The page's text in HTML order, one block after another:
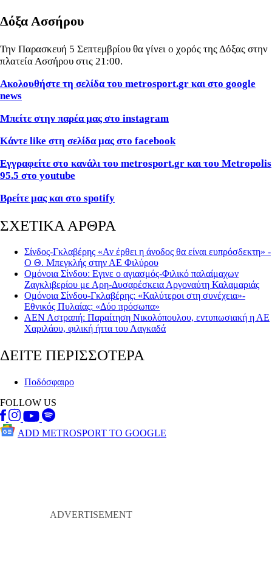
Δόξα Ασσήρου
Την Παρασκευή 5 Σεπτεμβρίου θα γίνει ο χορός της Δόξας στην
πλατεία Ασσήρου στις 21:00.
Ακολουθήστε τη σελίδα του metrosport.gr και στο google
news
Μπείτε στην παρέα μας στο instagram
Κάντε like στη σελίδα μας στο facebook
Εγγραφείτε στο κανάλι του metrosport.gr και του Metropolis
95.5 στο youtube
Βρείτε μας και στο spotify
ΣΧΕΤΙΚΑ ΑΡΘΡΑ
Σίνδος-Γκλαβέρης «Αν έρθει η άνοδος θα είναι ευπρόσδεκτη» -
Ο Θ. Μπεγκλής στην ΑΕ Φιλύρου
Ομόνοια Σίνδου: Εγινε ο αγιασμός-Φιλικό παλαίμαχων
Ζαγκλιβερίου με Αρη-Δυσαρέσκεια Αργοναύτη Καλαμαριάς
Ομόνοια Σίνδου-Γκλαβέρης: «Καλύτεροι στη συνέχεια»-
Εθνικός Πυλαίας: «Δύο πρόσωπα»
ΑΕΝ Αστραπή: Παραίτηση Νικολόπουλου, εντυπωσιακή η ΑΕ
Χαριλάου, φιλική ήττα του Λαγκαδά
ΔΕΙΤΕ ΠΕΡΙΣΣΟΤΕΡΑ
Ποδόσφαιρο
FOLLOW US
ADD METROSPORT TO GOOGLE